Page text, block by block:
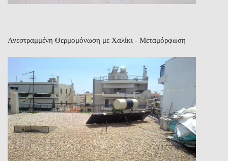
Ανεστραμμένη Θερμομόνωση με Χαλίκι - Μεταμόρφωση